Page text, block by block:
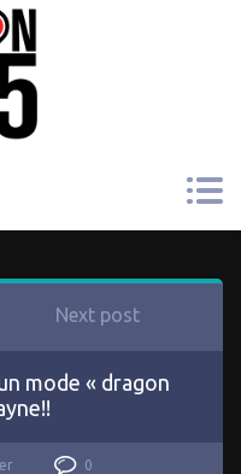
Next post
mode « dragon
0